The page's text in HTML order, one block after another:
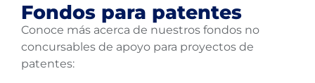
Fondos para patentes
Conoce más acerca de nuestros fondos no
concursables de apoyo para proyectos de
patentes: